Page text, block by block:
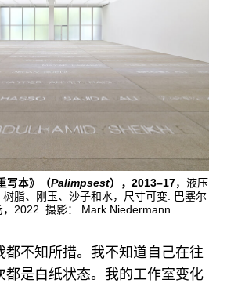
写本》（Palimpsest），2013–17，液压
脂、刚玉、沙子和水，尺寸可变. 巴塞尔
，2022. 摄影： Mark Niedermann.
都不知所措。我不知道自己在往
都是白纸状态。我的工作室变化